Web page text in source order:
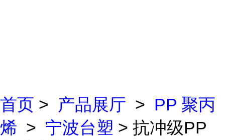
首页 > 产品展厅 > PP 聚丙
烯 > 宁波台塑 > 抗冲级PP